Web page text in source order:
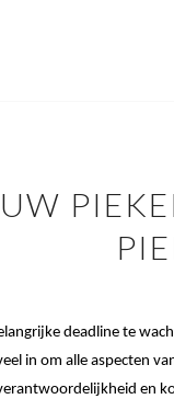
deadline te
in om alle aspecten
en